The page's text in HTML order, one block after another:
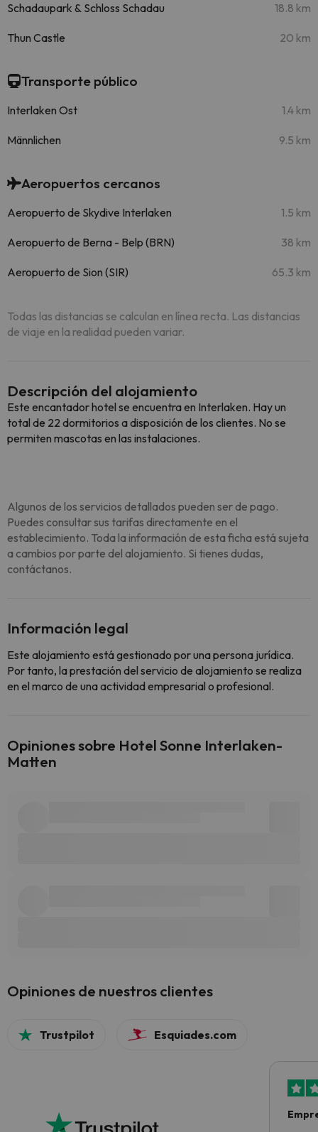
Schadaupark & Schloss Schadau 18.8 km
Thun Castle 20 km
Transporte público
Interlaken Ost 1.4 km
Männlichen 9.5 km
Aeropuertos cercanos
Aeropuerto de Skydive Interlaken 1.5 km
Aeropuerto de Berna - Belp (BRN) 38 km
Aeropuerto de Sion (SIR) 65.3 km
Todas las distancias se calculan en línea recta. Las distancias
de viaje en la realidad pueden variar.
Descripción del alojamiento
Este encantador hotel se encuentra en Interlaken. Hay un
total de 22 dormitorios a disposición de los clientes. No se
permiten mascotas en las instalaciones.
Algunos de los servicios detallados pueden ser de pago.
Puedes consultar sus tarifas directamente en el
establecimiento. Toda la información de esta ficha está sujeta
a cambios por parte del alojamiento. Si tienes dudas,
contáctanos.
Información legal
Este alojamiento está gestionado por una persona jurídica.
Por tanto, la prestación del servicio de alojamiento se realiza
en el marco de una actividad empresarial o profesional.
Opiniones sobre Hotel Sonne Interlaken-
Matten
Opiniones de nuestros clientes
Trustpilot Esquiades.com